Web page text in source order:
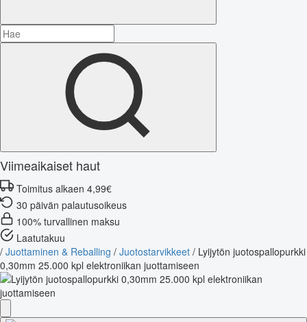
Viimeaikaiset haut
Toimitus alkaen 4,99€
30 päivän palautusoikeus
100% turvallinen maksu
Laatutakuu
/ Juottaminen & Reballing / Juotostarvikkeet / Lyijytön juotospallopurkki
0,30mm 25.000 kpl elektroniikan juottamiseen